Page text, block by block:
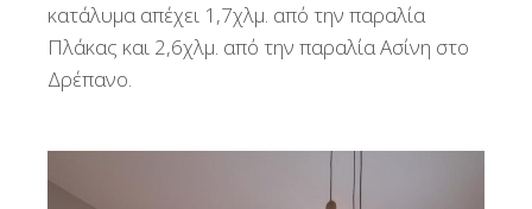
κατάλυμα απέχει 1,7χλμ. από την παραλία
Πλάκας και 2,6χλμ. από την παραλία Ασίνη στο
Δρέπανο.